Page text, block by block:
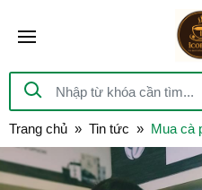
Trang chủ Tin tức Mua cà